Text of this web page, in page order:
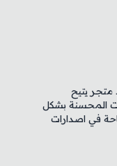
متجر يتيح
المحسنة بشكل
في اصدارات